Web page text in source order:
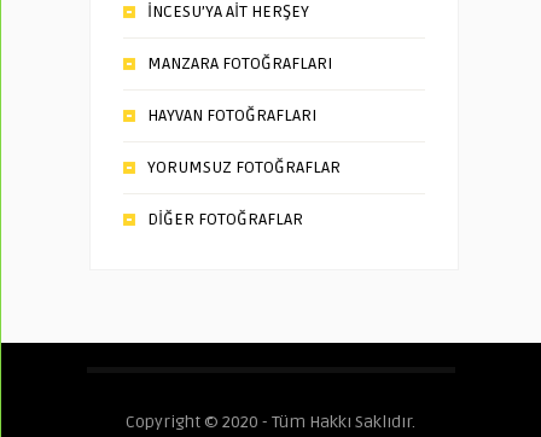
İNCESU’YA AİT HERŞEY
MANZARA FOTOĞRAFLARI
HAYVAN FOTOĞRAFLARI
YORUMSUZ FOTOĞRAFLAR
DİĞER FOTOĞRAFLAR
Copyright © 2020 - Tüm Hakkı Saklıdır.